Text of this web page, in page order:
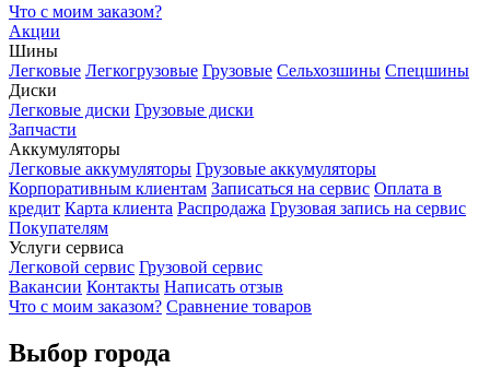
Что с моим заказом?
Акции
Шины
Легковые Легкогрузовые Грузовые Сельхозшины Спецшины
Диски
Легковые диски Грузовые диски
Запчасти
Аккумуляторы
Легковые аккумуляторы Грузовые аккумуляторы
Корпоративным клиентам Записаться на сервис Оплата в
кредит Карта клиента Распродажа Грузовая запись на сервис
Покупателям
Услуги сервиса
Легковой сервис Грузовой сервис
Вакансии Контакты Написать отзыв
Что с моим заказом? Сравнение товаров
Выбор города